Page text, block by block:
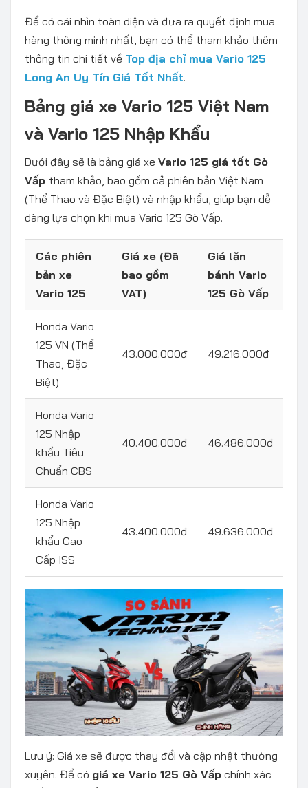
Để có cái nhìn toàn diện và đưa ra quyết định mua
hàng thông minh nhất, bạn có thể tham khảo thêm
thông tin chi tiết về Top địa chỉ mua Vario 125
Long An Uy Tín Giá Tốt Nhất.
Bảng giá xe Vario 125 Việt Nam
và Vario 125 Nhập Khẩu
Dưới đây sẽ là bảng giá xe Vario 125 giá tốt Gò
Vấp tham khảo, bao gồm cả phiên bản Việt Nam
(Thể Thao và Đặc Biệt) và nhập khẩu, giúp bạn dễ
dàng lựa chọn khi mua Vario 125 Gò Vấp.
Các phiên
bản xe
Vario 125
Giá xe (Đã
bao gồm
VAT)
Giá lăn
bánh Vario
125 Gò Vấp
Honda Vario
125 VN (Thể
Thao, Đặc
Biệt)
43.000.000đ 49.216.000đ
Honda Vario
125 Nhập
khẩu Tiêu
Chuẩn CBS
40.400.000đ 46.486.000đ
Honda Vario
125 Nhập
khẩu Cao
Cấp ISS
43.400.000đ 49.636.000đ
Lưu ý: Giá xe sẽ được thay đổi và cập nhật thường
xuyên. Để có giá xe Vario 125 Gò Vấp chính xác